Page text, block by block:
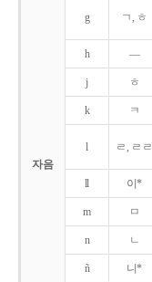
자음
g ㄱ, ㅎ
h ―
j ㅎ
k ㅋ
l ㄹ, ㄹㄹ
ll 이*
m ㅁ
n ㄴ
ñ 니*